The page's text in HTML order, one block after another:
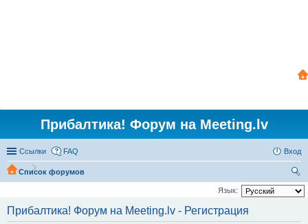
Прибалтика! Форум на Meeting.lv
Ссылки FAQ Вход
Список форумов
ои
Язык:
Прибалтика! Форум на Meeting.lv - Регистрация